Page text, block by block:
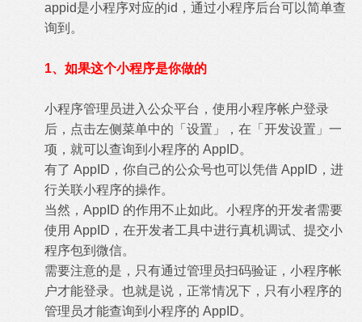
appid是小程序对应的id，通过小程序后台可以简单查
询到。
1、如果这个小程序是你做的
小程序管理员进入公众平台，使用小程序帐户登录
后，点击左侧菜单中的「设置」，在「开发设置」一
项，就可以查询到小程序的 AppID。
有了 AppID，你自己的公众号也可以凭借 AppID，进
行关联小程序的操作。
当然，AppID 的作用不止如此。小程序的开发者需要
使用 AppID，在开发者工具中进行真机调试、提交小
程序包到微信。
需要注意的是，只有通过管理员扫码验证，小程序帐
户才能登录。也就是说，正常情况下，只有小程序的
管理员才能查询到小程序的 AppID。